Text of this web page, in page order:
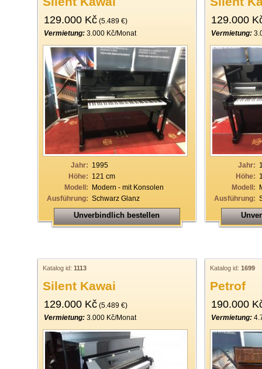
129.000 Kč (5.489 €)
Vermietung: 3.000 Kč/Monat
Jahr: 1995
Höhe: 121 cm
Modell: Modern - mit Konsolen
Ausführung: Schwarz Glanz
Unverbindlich bestellen
129.000
Vermietung:
Jahr:
Höhe:
Modell:
Ausführung:
Katalog id: 1113
Silent Kawai
129.000 Kč (5.489 €)
Vermietung: 3.000 Kč/Monat
Katalog id: 1699
Petrof
190.000
Vermietung: